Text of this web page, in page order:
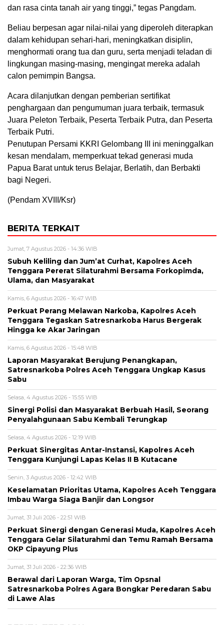
dan rasa cinta tanah air yang tinggi,” tegas Pangdam.
​Beliau berpesan agar nilai-nilai yang diperoleh diterapkan
dalam kehidupan sehari-hari, meningkatkan disiplin,
menghormati orang tua dan guru, serta menjadi teladan di
lingkungan masing-masing, mengingat mereka adalah
calon pemimpin Bangsa.
​Acara dilanjutkan dengan pemberian sertifikat
penghargaan dan pengumuman juara terbaik, termasuk
Juara Peleton Terbaik, Peserta Terbaik Putra, dan Peserta
Terbaik Putri.
​Penutupan Persami KKRI Gelombang III ini meninggalkan
kesan mendalam, memperkuat tekad generasi muda
Papua Barat untuk terus Belajar, Berlatih, dan Berbakti
bagi Negeri.
(Pendam XVIII/Ksr)
BERITA TERKAIT
Jumat, 7 Agustus 2026 - 14:36 WIB
Subuh Keliling dan Jum’at Curhat, Kapolres Aceh
Tenggara Pererat Silaturahmi Bersama Forkopimda,
Ulama, dan Masyarakat
Kamis, 6 Agustus 2026 - 16:47 WIB
Perkuat Perang Melawan Narkoba, Kapolres Aceh
Tenggara Tegaskan Satresnarkoba Harus Bergerak
Hingga ke Akar Jaringan
Kamis, 6 Agustus 2026 - 15:48 WIB
Laporan Masyarakat Berujung Penangkapan,
Satresnarkoba Polres Aceh Tenggara Ungkap Kasus
Sabu
Selasa, 4 Agustus 2026 - 15:55 WIB
Sinergi Polisi dan Masyarakat Berbuah Hasil, Seorang
Penyalahgunaan Sabu Kembali Terungkap
Selasa, 4 Agustus 2026 - 12:19 WIB
Perkuat Sinergitas Antar-Instansi, Kapolres Aceh
Tenggara Kunjungi Lapas Kelas II B Kutacane
Senin, 3 Agustus 2026 - 12:42 WIB
Keselamatan Prioritas Utama, Kapolres Aceh Tenggara
Imbau Warga Siaga Banjir dan Longsor
Jumat, 31 Juli 2026 - 22:51 WIB
Perkuat Sinergi dengan Generasi Muda, Kapolres Aceh
Tenggara Gelar Silaturahmi dan Temu Ramah Bersama
OKP Cipayung Plus
Jumat, 31 Juli 2026 - 22:36 WIB
Berawal dari Laporan Warga, Tim Opsnal
Satresnarkoba Polres Agara Bongkar Peredaran Sabu
di Lawe Alas